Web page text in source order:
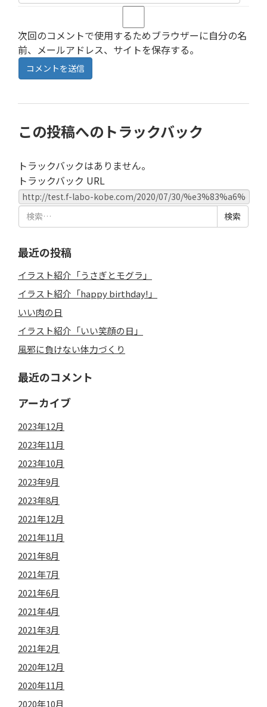
次回のコメントで使用するためブラウザーに自分の名
前、メールアドレス、サイトを保存する。
この投稿へのトラックバック
トラックバックはありません。
トラックバック URL
検
索:
最近の投稿
イラスト紹介「うさぎとモグラ」
イラスト紹介「happy birthday!」
いい肉の日
イラスト紹介「いい笑顔の日」
風邪に負けない体力づくり
最近のコメント
アーカイブ
2023年12月
2023年11月
2023年10月
2023年9月
2023年8月
2021年12月
2021年11月
2021年8月
2021年7月
2021年6月
2021年4月
2021年3月
2021年2月
2020年12月
2020年11月
2020年10月